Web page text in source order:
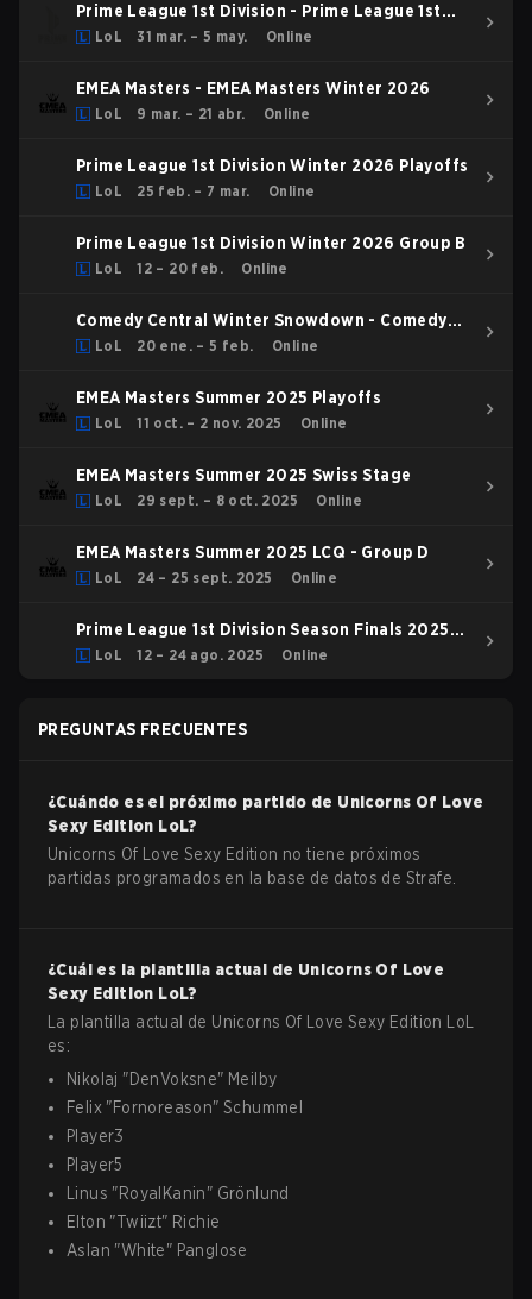
Prime League 1st Division - Prime League 1st
Division Spring 2026
LoL 31 mar. – 5 may. Online
EMEA Masters - EMEA Masters Winter 2026
LoL 9 mar. – 21 abr. Online
Prime League 1st Division Winter 2026 Playoffs
LoL 25 feb. – 7 mar. Online
Prime League 1st Division Winter 2026 Group B
LoL 12 – 20 feb. Online
Comedy Central Winter Snowdown - Comedy
Central Winter Snowdown 2026
LoL 20 ene. – 5 feb. Online
EMEA Masters Summer 2025 Playoffs
LoL 11 oct. – 2 nov. 2025 Online
EMEA Masters Summer 2025 Swiss Stage
LoL 29 sept. – 8 oct. 2025 Online
EMEA Masters Summer 2025 LCQ - Group D
LoL 24 – 25 sept. 2025 Online
Prime League 1st Division Season Finals 2025
Playoffs
LoL 12 – 24 ago. 2025 Online
PREGUNTAS FRECUENTES
¿Cuándo es el próximo partido de Unicorns Of Love
Sexy Edition LoL?
Unicorns Of Love Sexy Edition no tiene próximos
partidas programados en la base de datos de Strafe.
¿Cuál es la plantilla actual de Unicorns Of Love
Sexy Edition LoL?
La plantilla actual de Unicorns Of Love Sexy Edition
LoL
es:
Nikolaj "DenVoksne" Meilby
Felix "Fornoreason"Schummel
Player3
Player5
Linus "RoyalKanin" Grönlund
Elton "Twiizt" Richie
Aslan "White" Panglose